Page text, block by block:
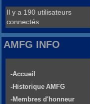
Il y a 190 utilisateurs
connectés
AMFG INFO
-Accueil
-Historique AMFG
-Membres d'honneur